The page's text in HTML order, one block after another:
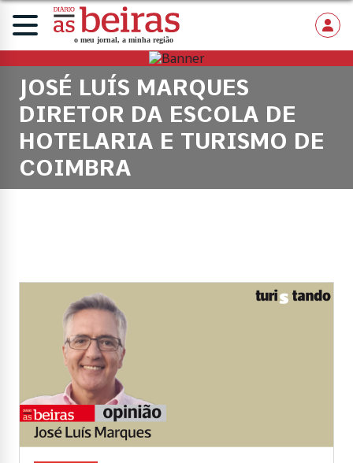
JOSÉ LUÍS MARQUES
DIRETOR DA ESCOLA DE
HOTELARIA E TURISMO DE
COIMBRA